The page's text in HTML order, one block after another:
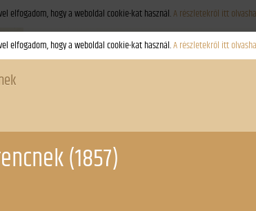
szövegek színészek
elfogadom, hogy a weboldal cookie-kat használ.A részletekről itt